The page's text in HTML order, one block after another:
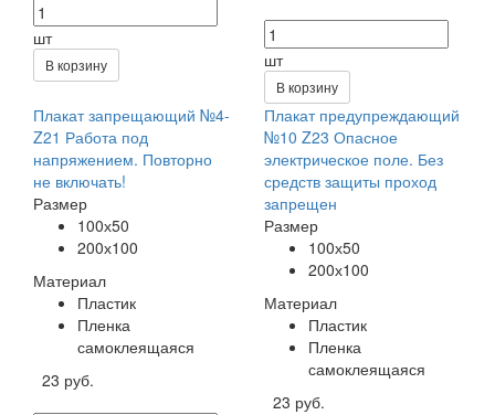
шт
В корзину шт
В корзину
Плакат запрещающий №4-
Z21 Работа под
напряжением. Повторно
не включать!
Размер
100х50
200х100
Материал
Пластик
Пленка
самоклеящаяся
23 руб.
Плакат предупреждающий
№10 Z23 Опасное
электрическое поле. Без
средств защиты проход
запрещен
Размер
100х50
200х100
Материал
Пластик
Пленка
самоклеящаяся
23 руб.